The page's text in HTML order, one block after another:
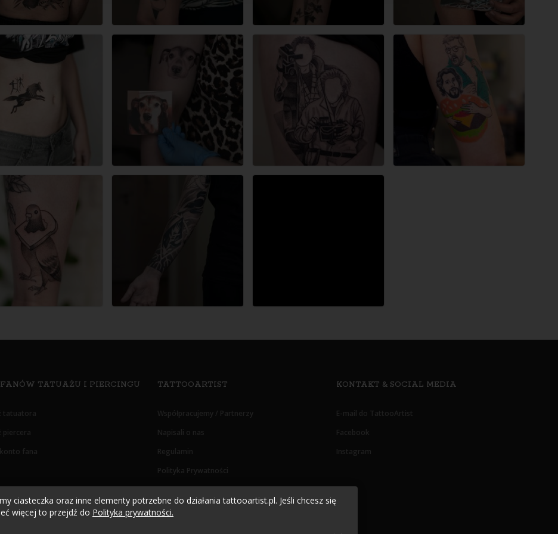
TATUAŻU I PIERCINGU
tatuatora
piercera
konto fana
TATTOOARTIST
Współpracujemy / Partnerzy
Napisali o nas
Regulamin
Polityka Prywatności
Oświadczenie RODO
KONTAKT & SOCIAL MEDIA
E-mail do TattooArtist
Facebook
Instagram
ciasteczka oraz inne elementy potrzebne do działania tattooartist.pl. Jeśli chcesz się
więcej to przejdź do Polityka prywatności.